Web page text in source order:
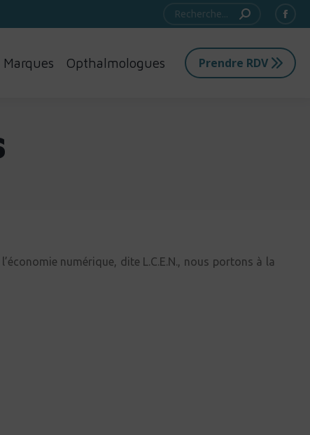
Recherche
Marques Opthalmologues Prendre RDV
numérique, dite L.C.E.N., nous portons à la